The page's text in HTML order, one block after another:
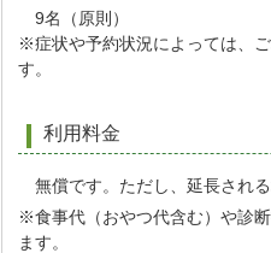
9名（原則）
※症状や予約状況によっては、
す。
利用料金
無償です。ただし、延長され
※食事代（おやつ代含む）や診
ます。